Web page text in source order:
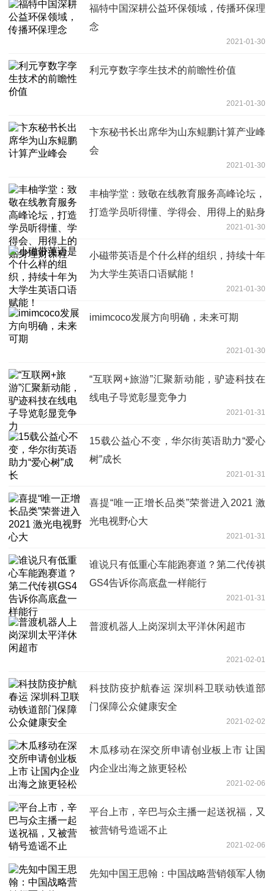
福特中国深耕公益环保领域，传播环保理
念
2021-01-30
利元亨数字孪生技术的前瞻性价值
2021-01-30
卞东秘书长出席华为山东鲲鹏计算产业峰
会
2021-01-30
丰柚学堂：致敬在线教育服务高峰论坛，
打造学员听得懂、学得会、用得上的贴身
2021-01-30
小磁带英语是个什么样的组织，持续十年
为大学生英语口语赋能！
2021-01-30
imimcoco发展方向明确，未来可期
2021-01-30
“互联网+旅游”汇聚新动能，驴迹科技在
线电子导览彰显竞争力
2021-01-31
15载公益心不变，华尔街英语助力“爱心
树”成长
2021-01-31
喜提“唯一正增长品类”荣誉进入2021 激
光电视野心大
2021-01-31
谁说只有低重心车能跑赛道？第二代传祺
GS4告诉你高底盘一样能行
2021-01-31
普渡机器人上岗深圳太平洋休闲超市
2021-02-01
科技防疫护航春运 深圳科卫联动铁道部
门保障公众健康安全
2021-02-02
木瓜移动在深交所申请创业板上市 让国
内企业出海之旅更轻松
2021-02-06
平台上市，辛巴与众主播一起送祝福，又
被营销号造谣不止
2021-02-06
先知中国王思翰：中国战略营销领军人物